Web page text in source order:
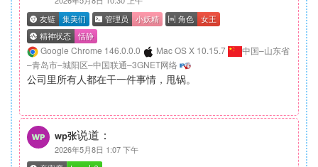
Google Chrome 146.0.0.0 Mac OS X 10.15.7
中国–山东省
–青岛市–城阳区–中国联通–3GNET网络
公司里所有人都在干一件事情，甩锅。
wp张说道：
2026年5月8日 1:07 下午